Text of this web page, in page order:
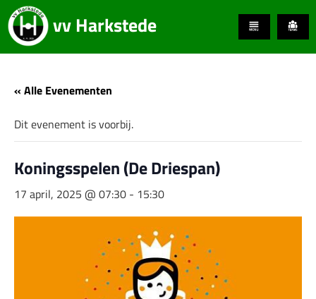
vv Harkstede
« Alle Evenementen
Dit evenement is voorbij.
Koningsspelen (De Driespan)
17 april, 2025 @ 07:30 - 15:30